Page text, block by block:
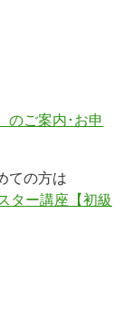
のご案内･お申
ての方は
ター講座【初級